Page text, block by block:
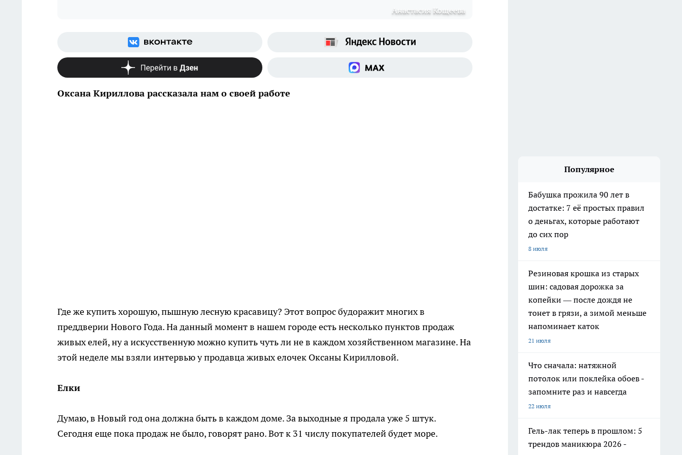
Анастасия Кощеева
Оксана Кириллова рассказала нам о своей работе
Где же купить хорошую, пышную лесную красавицу? Этот вопрос будоражит многих в
преддверии Нового Года. На данный момент в нашем городе есть несколько пунктов продаж
живых елей, ну а искусственную можно купить чуть ли не в каждом хозяйственном магазине. На
этой неделе мы взяли интервью у продавца живых елочек Оксаны Кирилловой.
Елки
Думаю, в Новый год она должна быть в каждом доме. За выходные я продала уже 5 штук.
Сегодня еще пока продаж не было, говорят рано. Вот к 31 числу покупателей будет море.
Популярное
Бабушка прожила 90 лет в
достатке: 7 её простых правил
о деньгах, которые работают
до сих пор
8 июля
Резиновая крошка из старых
шин: садовая дорожка за
копейки — после дождя не
тонет в грязи, а зимой меньше
напоминает каток
21 июля
Что сначала: натяжной
потолок или поклейка обоев -
запомните раз и навсегда
22 июля
Гель-лак теперь в прошлом: 5
трендов маникюра 2026 -